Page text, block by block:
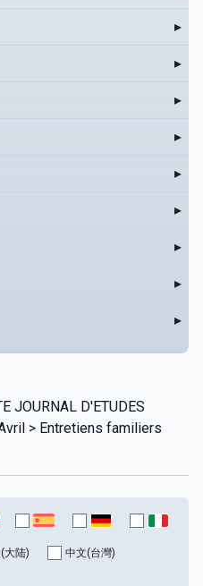
▸
▸
▸
▸
▸
▸
▸
▸
▸
JOURNAL D'ETUDES
> Entretiens familiers
大陆) 中文(台灣)